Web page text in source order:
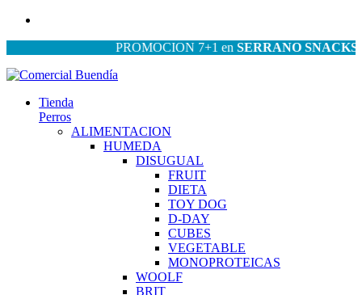
PROMOCION 7+1 enSERRANO SNACKS|
Tienda
Perros
ALIMENTACION
HUMEDA
DISUGUAL
FRUIT
DIETA
TOY DOG
D-DAY
CUBES
VEGETABLE
MONOPROTEICAS
WOOLF
BRIT